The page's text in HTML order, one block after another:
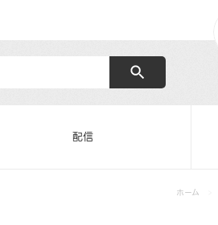
配信
ホーム